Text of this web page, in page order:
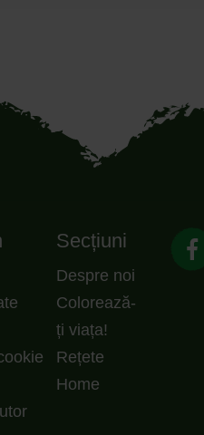
Secțiuni
Despre noi
Colorează-
ți viața!
Rețete
Home